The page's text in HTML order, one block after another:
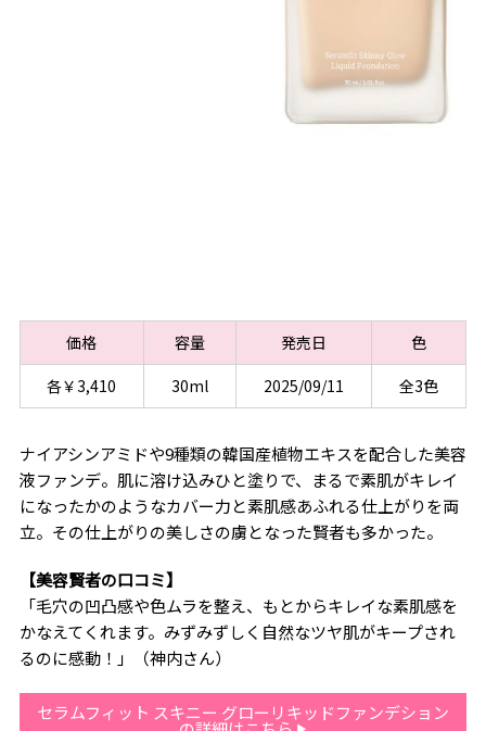
価格 容量 発売日
色
各￥3,410
30ml 2025/09/11 全3色
ナイアシンアミドや9種類の韓国産植物エキスを配合した美容
液ファンデ。肌に溶け込みひと塗りで、まるで素肌がキレイ
になったかのようなカバー力と素肌感あふれる仕上がりを両
立。その仕上がりの美しさの虜となった賢者も多かった。
【美容賢者の口コミ】
「毛穴の凹凸感や色ムラを整え、もとからキレイな素肌感を
かなえてくれます。みずみずしく自然なツヤ肌がキープされ
るのに感動！」（神内さん）
セラムフィット スキニー グローリキッドファンデション